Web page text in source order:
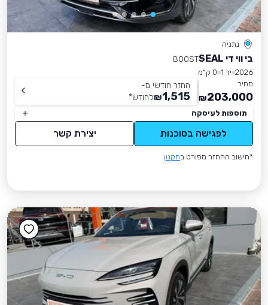
נתניה
בי ווי די SEAL
BOOST
2026 יד 1
0 ק״מ
מחיר
203,000
₪
החזר חודשי מ-
1,515
₪לחודש*
תוספות לעיסקה
לפגישה בסוכנות יצירת קשר
*חישוב ההחזר מפורט בתקנון